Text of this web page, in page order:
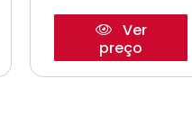
Ver
preço